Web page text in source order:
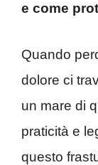
e come
Quando
dolore ci
un mare di
praticità e
questo